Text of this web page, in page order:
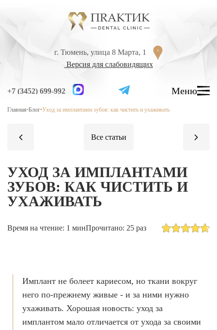
г. Тюмень, улица 8 Марта, 1
Версия для слабовидящих
+7 (3452) 699-992 Меню
Главная•Блог•Уход за имплантами зубов: как чистить и ухаживать
г. Тюмень, улица 8 Марта, 1
Версия для слабовидящих
+7 (3452) 699-992 Меню
УСЛУГИ
Лечение кариеса
Лечение высокой чувствительности зубов
Наращивание зуба
ИСПРАВЛЕНИЕ ПРИКУСА
Металлические брекеты
УХОД ЗА ИМПЛАНТАМИ
ЗУБОВ: КАК ЧИСТИТЬ И
УХАЖИВАТЬ
Время на чтение: 1 минПрочитано: 25 раз
Имплант не болеет кариесом, но ткани вокруг
него по-прежнему живые - и за ними нужно
ухаживать. Хорошая новость: уход за
имплантом мало отличается от ухода за своими